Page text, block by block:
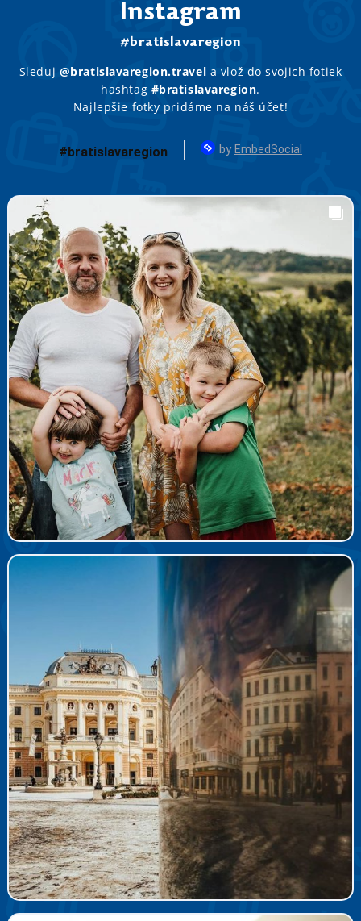
Instagram
#bratislavaregion
Sleduj @bratislavaregion.travel a vlož do svojich fotiek
hashtag #bratislavaregion.
Najlepšie fotky pridáme na náš účet!